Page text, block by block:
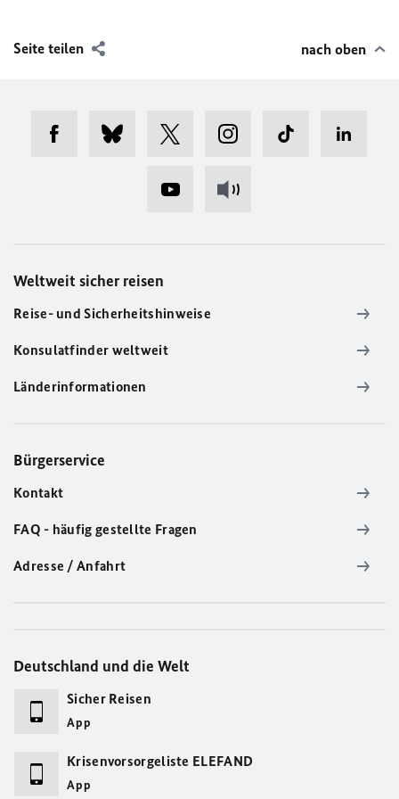
Seite teilen nach oben
Weltweit sicher reisen
Reise- und Sicherheitshinweise
Konsulatfinder weltweit
Länderinformationen
Bürgerservice
Kontakt
FAQ - häufig gestellte Fragen
Adresse / Anfahrt
Deutschland und die Welt
Sicher Reisen
App
Krisenvorsorgeliste ELEFAND
App